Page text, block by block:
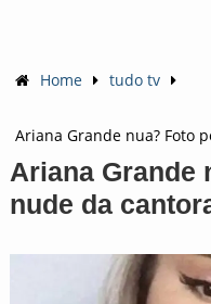
Home tudo tv
Ariana Grande nua? Foto
Ariana Grande
nude da